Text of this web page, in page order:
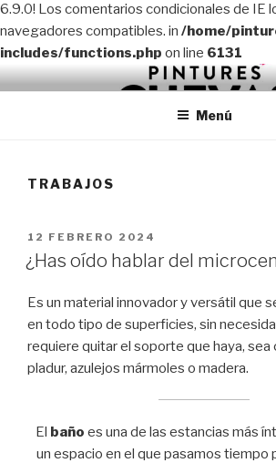
6.9.0! Los comentarios condicionales de IE
navegadores compatibles. in /home/
includes/functions.php on line 6131
Saltar
al
PINTORES EN
Pintores profesionales en Valencia
Menú
TRABAJOS
PUBLICADO
EL
12 FEBRERO 2024
¿Has oído hablar del
Es un material innovador y versátil que
en todo tipo de superficies, sin
requiere quitar el soporte que haya, sea
pladur, azulejos mármoles o madera.
El baño es una de las estancias más
un espacio en el que pasamos tiempo